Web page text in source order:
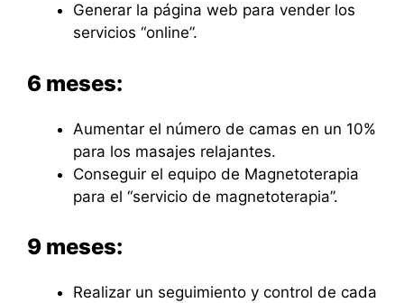
Generar la página web para vender los
servicios “online”.
6 meses:
Aumentar el número de camas en un 10%
para los masajes relajantes.
Conseguir el equipo de Magnetoterapia
para el “servicio de magnetoterapia”.
9 meses:
Realizar un seguimiento y control de cada